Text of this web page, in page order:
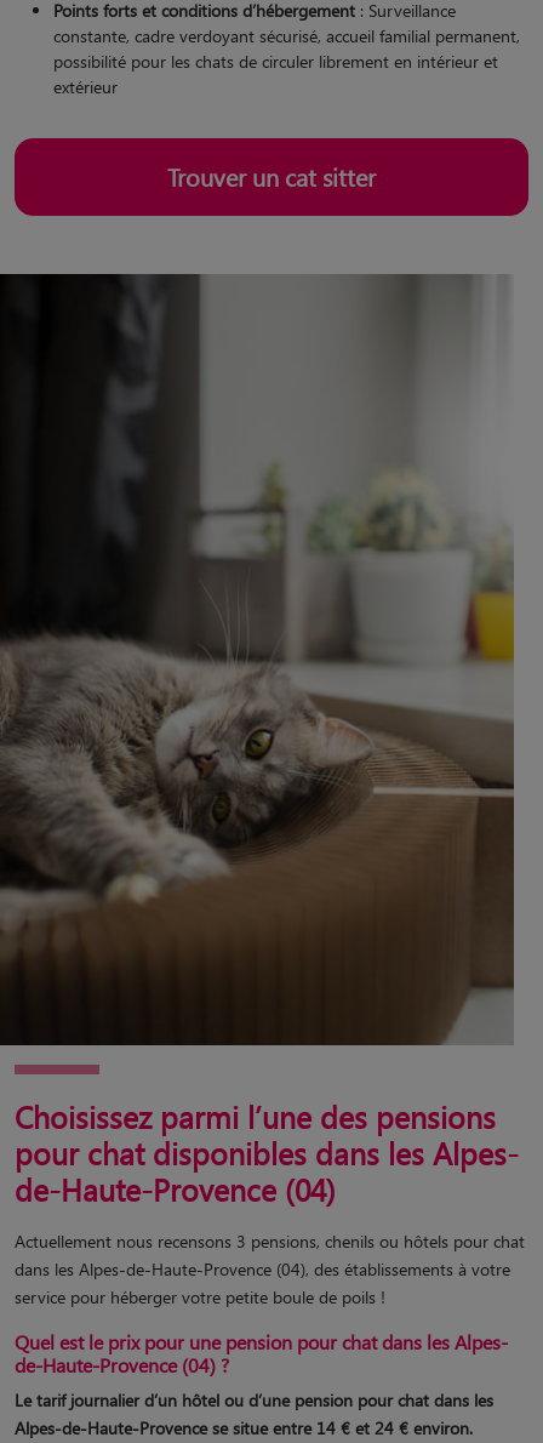
Points forts et conditions d’hébergement : Surveillance
constante, cadre verdoyant sécurisé, accueil familial permanent,
possibilité pour les chats de circuler librement en intérieur et
extérieur
Trouver un cat sitter
Choisissez parmi l’une des pensions
pour chat disponibles dans les Alpes-
de-Haute-Provence (04)
Actuellement nous recensons 3 pensions, chenils ou hôtels pour chat
dans les Alpes-de-Haute-Provence (04), des établissements à votre
service pour héberger votre petite boule de poils !
Quel est le prix pour une pension pour chat dans les Alpes-
de-Haute-Provence (04) ?
Le tarif journalier d’un hôtel ou d’une pension pour chat dans les
Alpes-de-Haute-Provence se situe entre 14 € et 24 € environ.